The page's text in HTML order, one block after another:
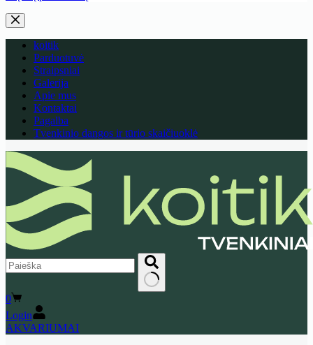
koitik
Parduotuvė
Straipsniai
Galerija
Apie mus
Kontaktai
Pagalba
Tvenkinio dangos ir tūrio skaičiuoklė
No
results
Shopping
cart
0
Login
AKVARIUMAI